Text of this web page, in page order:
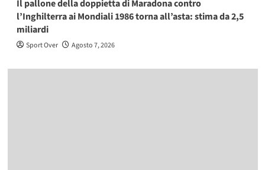
Il pallone della doppietta di Maradona contro
l’Inghilterra ai Mondiali 1986 torna all’asta: stima da 2,5
miliardi
Sport Over Agosto 7, 2026